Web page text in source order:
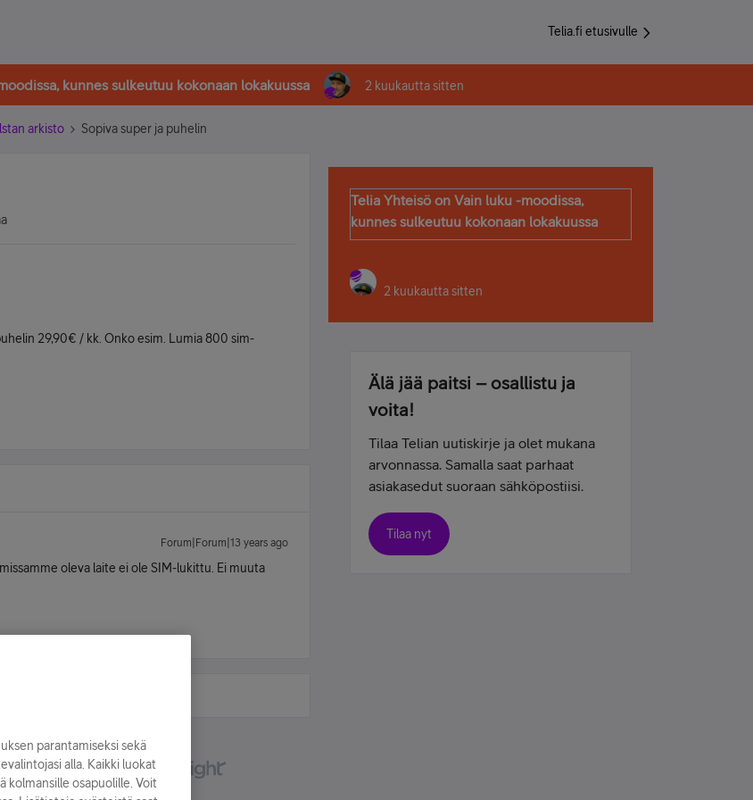
Telia.fi etusivulle
kunnes sulkeutuu kokonaan lokakuussa 2 kuukautta sitten
arkisto Sopiva super ja puhelin
29,90€ / kk. Onko esim. Lumia 800 sim-
Forum|Forum|13 years ago
oleva laite ei ole SIM-lukittu. Ei muuta
Telia Yhteisö on Vain luku -moodissa,
kunnes sulkeutuu kokonaan lokakuussa
2 kuukautta sitten
Älä jää paitsi – osallistu ja
voita!
Tilaa Telian uutiskirje ja olet mukana
arvonnassa. Samalla saat parhaat
asiakasedut suoraan sähköpostiisi.
Tilaa nyt
parantamiseksi sekä
alla. Kaikki luokat
kolmansille osapuolille. Voit